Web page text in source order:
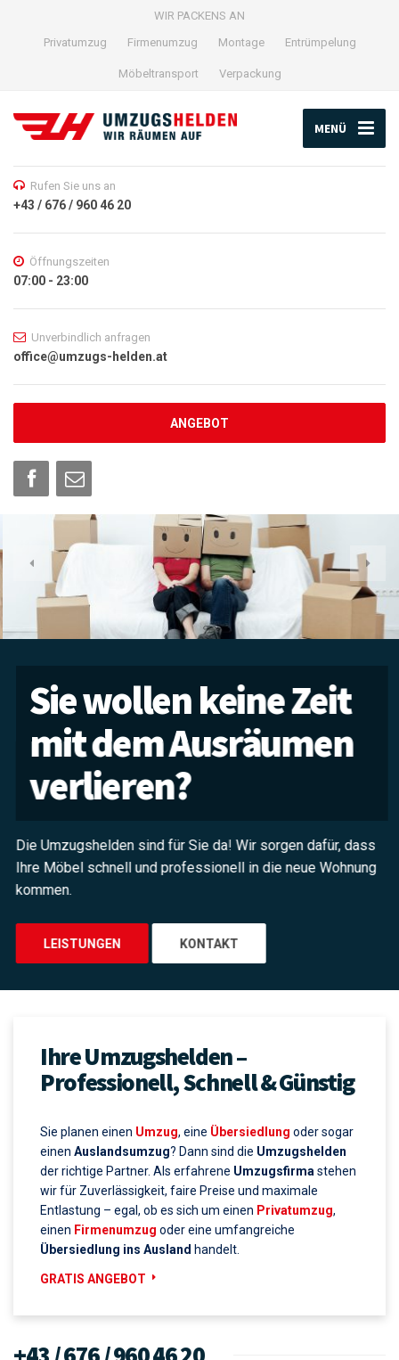
WIR PACKENS AN
Privatumzug
Firmenumzug Montage Entrümpelung
Möbeltransport Verpackung
MENÜ
Rufen Sie uns an
+43 / 676 / 960 46 20
Öffnungszeiten
07:00 - 23:00
Unverbindlich anfragen
office@umzugs-helden.at
ANGEBOT
Sie wollen keine Zeit
mit dem Ausräumen
verlieren?
Die Umzugshelden sind für Sie da! Wir sorgen dafür, dass
Ihre Möbel schnell und professionell in die neue Wohnung
kommen.
LEISTUNGEN KONTAKT
Ihre Umzugshelden –
Professionell, Schnell & Günstig
Sie planen einenUmzug , eine Übersiedlungoder sogar
einenAuslandsumzug ? Dann sind dieUmzugshelden
der richtige Partner. Als erfahreneUmzugsfirmastehen
wir für Zuverlässigkeit, faire Preise und maximale
Entlastung – egal, ob es sich um einenPrivatumzug
einenFirmenumzugoder eine umfangreiche
Übersiedlung ins Ausland